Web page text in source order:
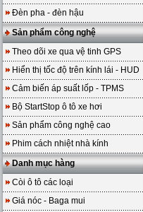
Đèn pha - đèn hậu
Sản phẩm công nghệ
Theo dõi xe qua vệ tinh GPS
Hiển thị tốc độ trên kính lái - HUD
Cảm biến áp suất lốp - TPMS
Bộ StartStop ô tô xe hơi
Sản phẩm công nghệ cao
Phim cách nhiệt nhà kính
Danh mục hàng
Còi ô tô các loại
Giá nóc - Baga mui